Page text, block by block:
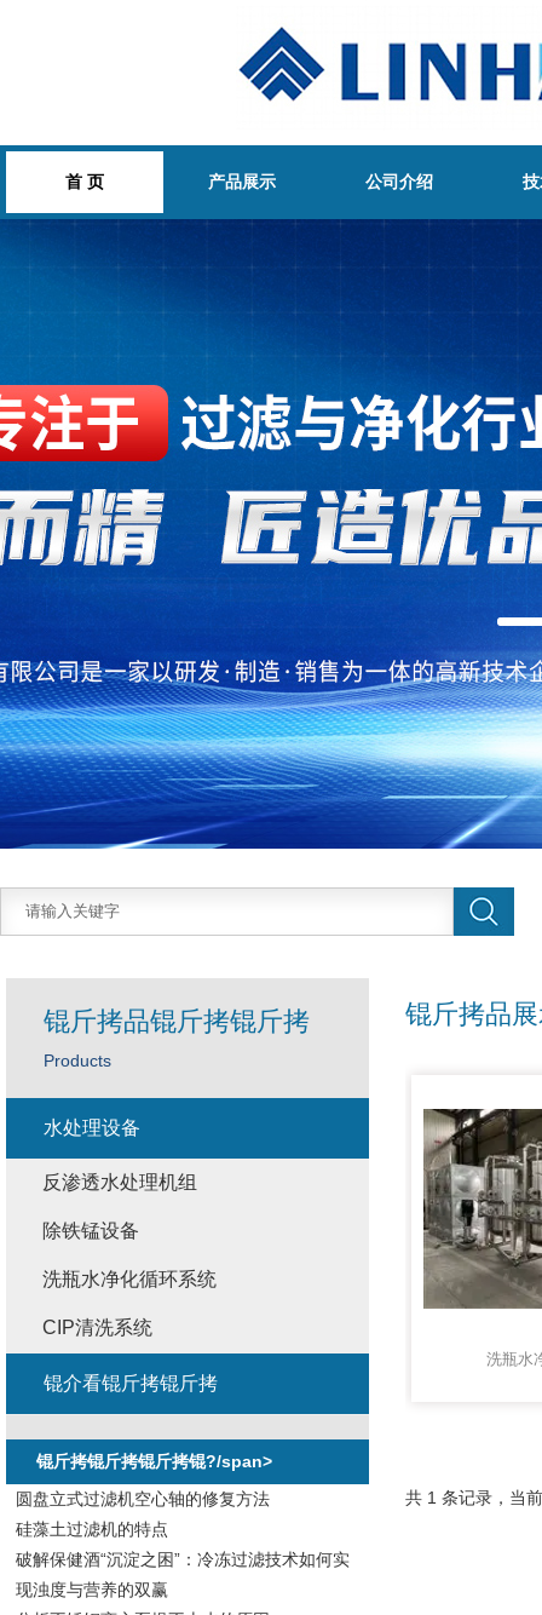
首 页 产品展示 公司介绍
锟斤拷品
洗瓶水
共 1 条记录，当
锟斤拷品锟斤拷锟斤拷
Products
水处理设备
反渗透水处理机组
除铁锰设备
洗瓶水净化循环系统
CIP清洗系统
锟介看锟斤拷锟斤拷
锟斤拷锟斤拷锟斤拷锟?/span>
圆盘立式过滤机空心轴的修复方法
硅藻土过滤机的特点
破解保健酒“沉淀之困”：冷冻过滤技术如何实
现浊度与营养的双赢